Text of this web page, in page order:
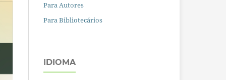
Para Autores
Para Bibliotecários
IDIOMA